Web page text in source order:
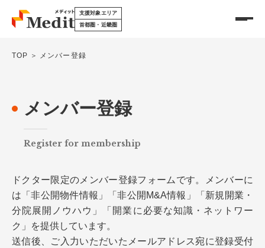
支援対象エリア
首都圏・近畿圏
サービスについて
医療モールについて
DX製品を探す
各種リース
開業物件情報
承継物件情報
開業前の基礎知識
TOP メンバー登録
メンバー登録
Register for membership
ドクター限定のメンバー登録フォームです。
メンバーに
は「非公開物件情報」「非公開M&A情報」「新規開業・
分院展開ノウハウ」「開業に必要な知識・ネットワー
ク」を提供しています。
送信後、ご入力いただいたメールアドレス宛に登録受付